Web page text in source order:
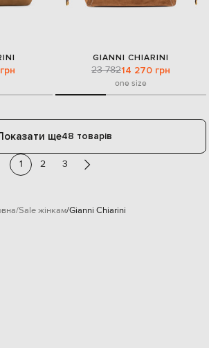
GIANNI CHIARINI
23 78214 270 грн
one size
ще48 товарів
1 2 3
Sale жінкам Gianni Chiarini